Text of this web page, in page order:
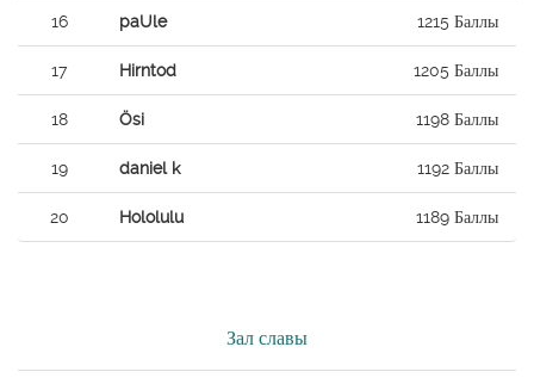
16 paUle 1215 Баллы
17 Hirntod 1205 Баллы
18 Ösi 1198 Баллы
19 daniel k 1192 Баллы
20 Hololulu 1189 Баллы
Зал славы